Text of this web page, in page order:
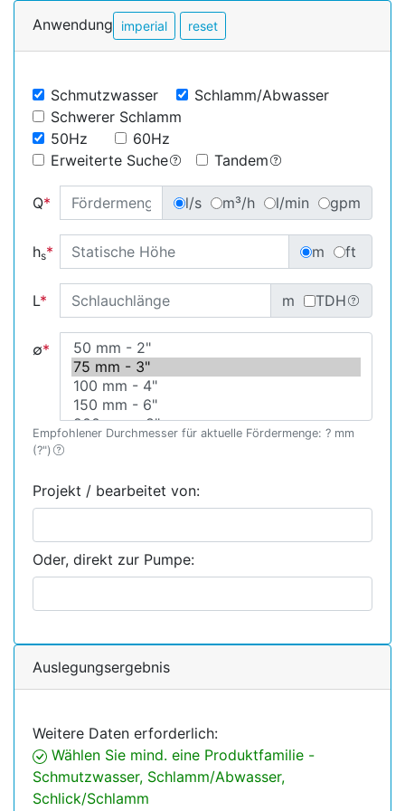
Anwendung imperial reset
Schmutzwasser
Schlamm/Abwasser
Schwerer Schlamm
50Hz
60Hz
Erweiterte Suche
Tandem
Q* l/s m³/h l/min gpm
hs* m ft
L* m TDH
∅*
Empfohlener Durchmesser für aktuelle Fördermenge: ? mm
(?")
Projekt / bearbeitet von:
Oder, direkt zur Pumpe:
Auslegungsergebnis
Weitere Daten erforderlich:
Wählen Sie mind. eine Produktfamilie -
Schmutzwasser, Schlamm/Abwasser,
Schlick/Schlamm